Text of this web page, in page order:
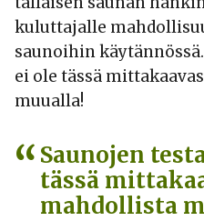
kuluttajalle
saunoihin
ei ole tässä
muualla!
Saunojen
tässä
mahdollista